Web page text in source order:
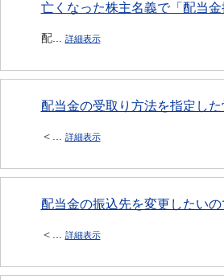
亡くなった株主名義で「配当
配... 詳細表示
配当金の受取り方法を指定し
＜... 詳細表示
配当金の振込先を変更したい
＜... 詳細表示